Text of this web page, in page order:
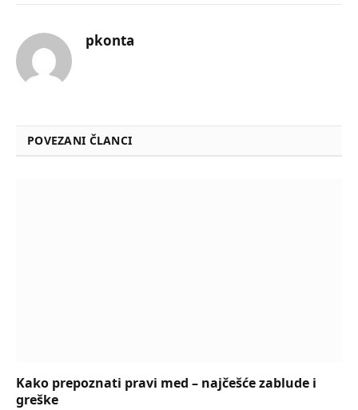
pkonta
POVEZANI ČLANCI
Kako prepoznati pravi med – najčešće zablude i
greške